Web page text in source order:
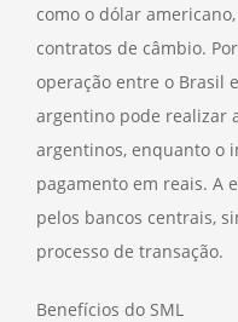
como o dólar
contratos de câmbio.
operação entre o Brasil
argentino pode realizar
argentinos, enquanto o
pagamento em reais. A
pelos bancos centrais,
processo de transação.
Benefícios do SML